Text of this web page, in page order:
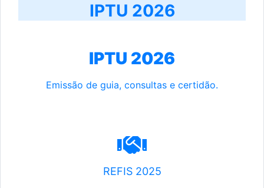
IPTU 2026
IPTU 2026
Emissão de guia, consultas e certidão.
REFIS 2025